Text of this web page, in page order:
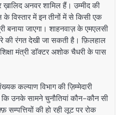
अनवर शामिल हैं। उम्मीद की
के विस्तार में इन तीनों में से किसी एक
जाएगा। शाहनवाज़ के एमएलसी
की रंगत देखी जा सकती है। फ़िलहाल
मंत्री डाॅक्टर अशोक चैधरी के पास
कल्याण विभाग की ज़िम्मेदारी
उनके सामने चुनौतियां कौन-कौन सी
की हो रही लूट पर रोक